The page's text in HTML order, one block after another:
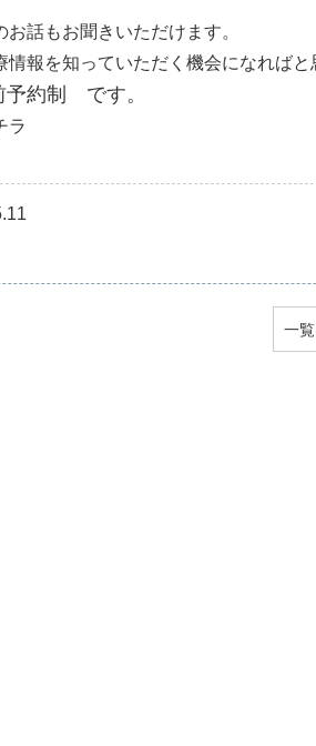
話もお聞きいただけます。
情報を知っていただく機会になればと
予約制 です。
ラ
一